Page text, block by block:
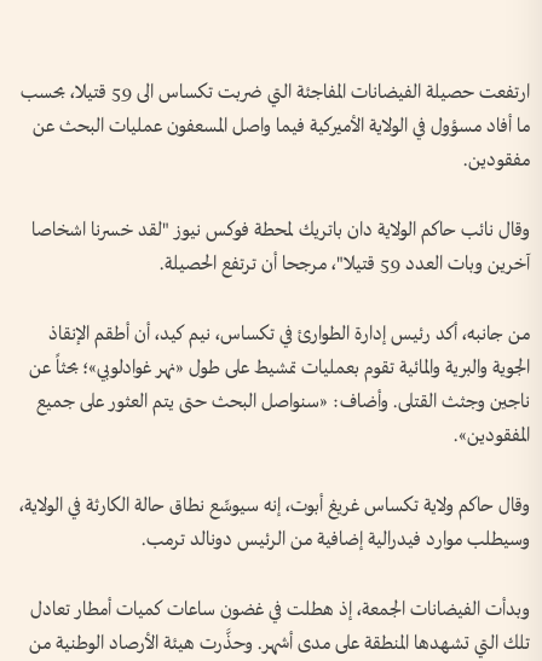
ارتفعت حصيلة الفيضانات المفاجئة التي ضربت تكساس الى 59 قتيلا، بحسب
ما أفاد مسؤول في الولاية الأميركية فيما واصل المسعفون عمليات البحث عن
مفقودين.
وقال نائب حاكم الولاية دان باتريك لمحطة فوكس نيوز "لقد خسرنا اشخاصا
آخرين وبات العدد 59 قتيلا"، مرجحا أن ترتفع الحصيلة.
من جانبه، أكد رئيس إدارة الطوارئ في تكساس، نيم كيد، أن أطقم الإنقاذ
الجوية والبرية والمائية تقوم بعمليات تمشيط على طول «نهر غوادلوبي»؛ بحثاً عن
ناجين وجثث القتلى. وأضاف: «سنواصل البحث حتى يتم العثور على جميع
المفقودين».
وقال حاكم ولاية تكساس غريغ أبوت، إنه سيوسِّع نطاق حالة الكارثة في الولاية،
وسيطلب موارد فيدرالية إضافية من الرئيس دونالد ترمب.
وبدأت الفيضانات الجمعة، إذ هطلت في غضون ساعات كميات أمطار تعادل
تلك التي تشهدها المنطقة على مدى أشهر. وحذَّرت هيئة الأرصاد الوطنية من